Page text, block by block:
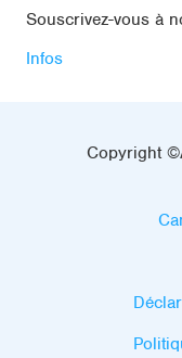
Souscrivez-vous à
Infos
Copyright